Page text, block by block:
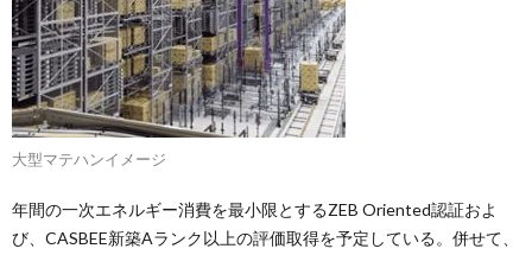
大型マテハンイメージ
年間の一次エネルギー消費を最小限とするZEB Oriented認証およ
び、CASBEE新築Aランク以上の評価取得を予定している。併せて、